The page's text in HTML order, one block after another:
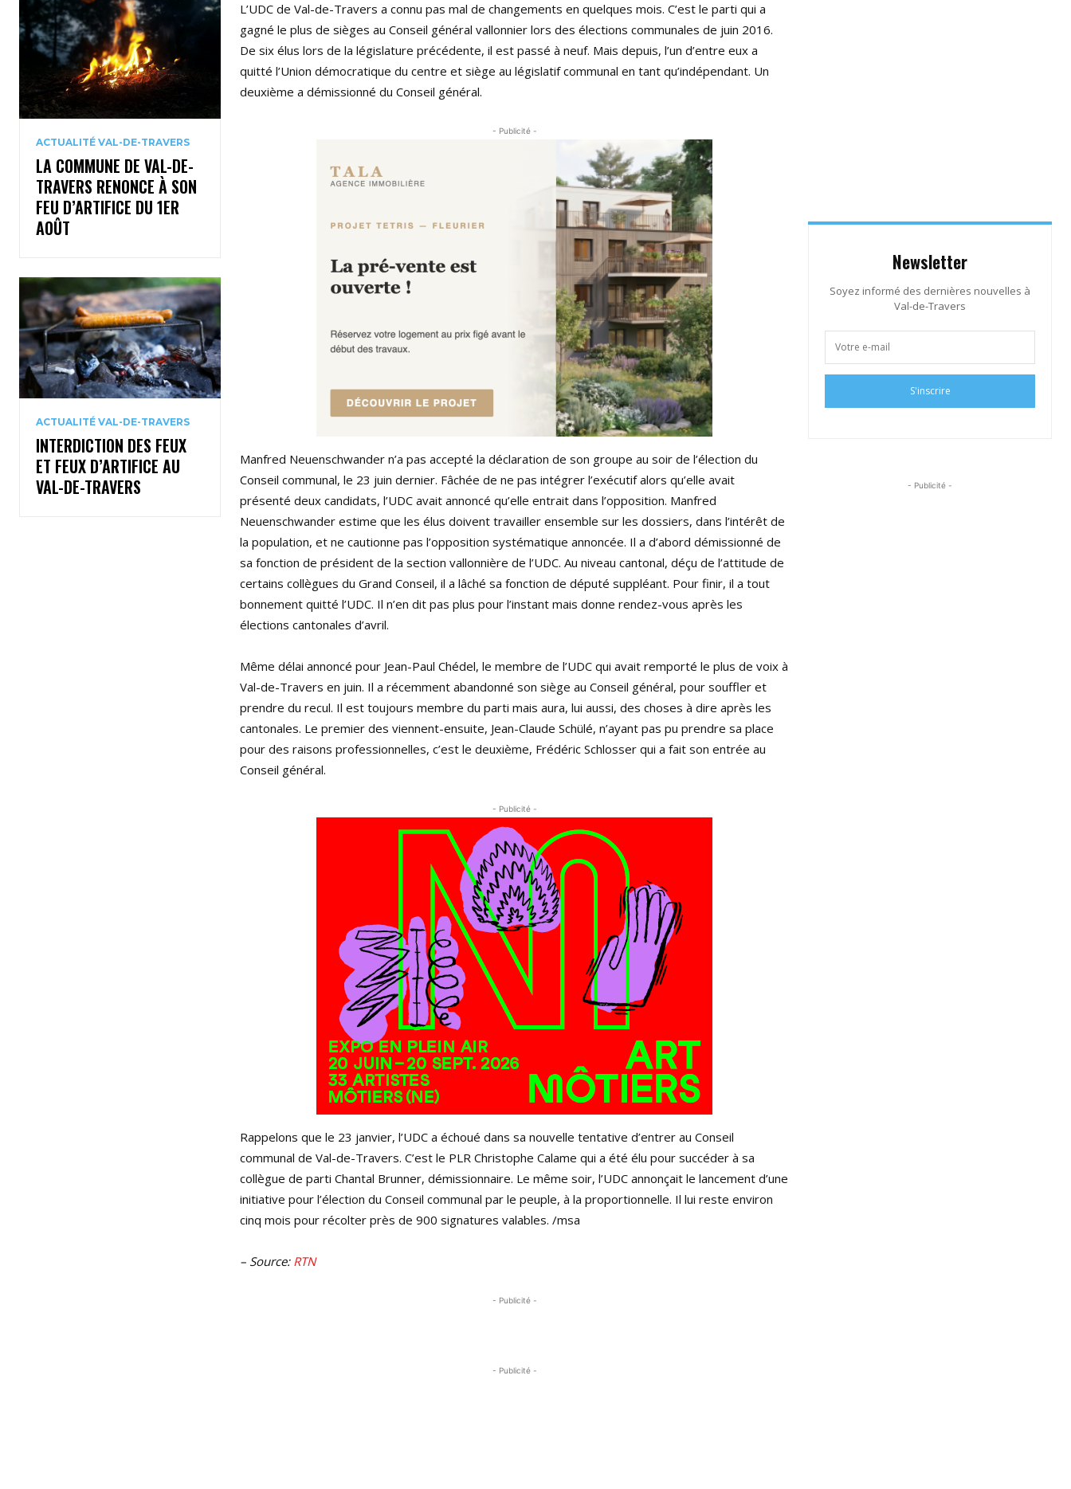
ACTUALITÉ VAL-DE-TRAVERS
LA COMMUNE DE VAL-DE-
TRAVERS RENONCE À SON
FEU D’ARTIFICE DU 1ER
AOÛT
ACTUALITÉ VAL-DE-TRAVERS
INTERDICTION DES FEUX
ET FEUX D’ARTIFICE AU
VAL-DE-TRAVERS
L’UDC de Val-de-Travers a connu pas mal de changements en quelques mois. C’est le parti qui a
gagné le plus de sièges au Conseil général vallonnier lors des élections communales de juin 2016.
De six élus lors de la législature précédente, il est passé à neuf. Mais depuis, l’un d’entre eux a
quitté l’Union démocratique du centre et siège au législatif communal en tant qu’indépendant. Un
deuxième a démissionné du Conseil général.
- Publicité -
Manfred Neuenschwander n’a pas accepté la déclaration de son groupe au soir de l’élection du
Conseil communal, le 23 juin dernier. Fâchée de ne pas intégrer l’exécutif alors qu’elle avait
présenté deux candidats, l’UDC avait annoncé qu’elle entrait dans l’opposition. Manfred
Neuenschwander estime que les élus doivent travailler ensemble sur les dossiers, dans l’intérêt de
la population, et ne cautionne pas l’opposition systématique annoncée. Il a d’abord démissionné de
sa fonction de président de la section vallonnière de l’UDC. Au niveau cantonal, déçu de l’attitude de
certains collègues du Grand Conseil, il a lâché sa fonction de député suppléant. Pour finir, il a tout
bonnement quitté l’UDC. Il n’en dit pas plus pour l’instant mais donne rendez-vous après les
élections cantonales d’avril.
Même délai annoncé pour Jean-Paul Chédel, le membre de l’UDC qui avait remporté le plus de voix à
Val-de-Travers en juin. Il a récemment abandonné son siège au Conseil général, pour souffler et
prendre du recul. Il est toujours membre du parti mais aura, lui aussi, des choses à dire après les
cantonales. Le premier des viennent-ensuite, Jean-Claude Schülé, n’ayant pas pu prendre sa place
pour des raisons professionnelles, c’est le deuxième, Frédéric Schlosser qui a fait son entrée au
Conseil général.
- Publicité -
Rappelons que le 23 janvier, l’UDC a échoué dans sa nouvelle tentative d’entrer au Conseil
communal de Val-de-Travers. C’est le PLR Christophe Calame qui a été élu pour succéder à sa
collègue de parti Chantal Brunner, démissionnaire. Le même soir, l’UDC annonçait le lancement d’une
initiative pour l’élection du Conseil communal par le peuple, à la proportionnelle. Il lui reste environ
cinq mois pour récolter près de 900 signatures valables. /msa
– Source: RTN
- Publicité -
- Publicité -
Newsletter
Soyez informé des dernières nouvelles à
Val-de-Travers
S'inscrire
- Publicité -